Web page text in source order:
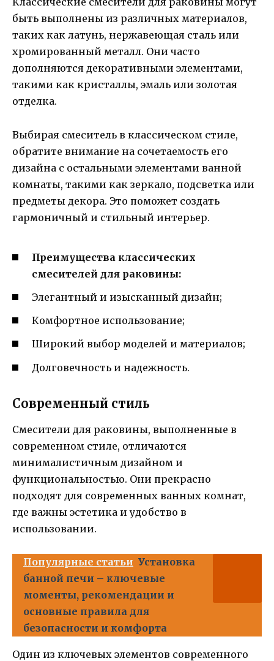
быть выполнены из различных материалов,
таких как латунь, нержавеющая сталь или
хромированный металл. Они часто
дополняются декоративными элементами,
такими как кристаллы, эмаль или золотая
отделка.
Выбирая смеситель в классическом стиле,
обратите внимание на сочетаемость его
дизайна с остальными элементами ванной
комнаты, такими как зеркало, подсветка или
предметы декора. Это поможет создать
гармоничный и стильный интерьер.
Преимущества классических
смесителей для раковины:
Элегантный и изысканный дизайн;
Комфортное использование;
Широкий выбор моделей и материалов;
Долговечность и надежность.
Современный стиль
Смесители для раковины, выполненные в
современном стиле, отличаются
минималистичным дизайном и
функциональностью. Они прекрасно
подходят для современных ванных комнат,
где важны эстетика и удобство в
использовании.
Популярные статьи Установка
банной печи – ключевые
моменты, рекомендации и
основные правила для
безопасности и комфорта
Один из ключевых элементов современного